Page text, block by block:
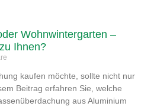
Wohnwintergarten –
Ihnen?
kaufen möchte, sollte nicht nur
Beitrag erfahren Sie, welche
aus Aluminium